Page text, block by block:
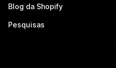
Blog da Shopify
Pesquisas